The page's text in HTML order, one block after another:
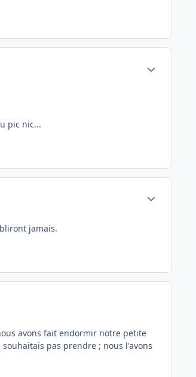
pic nic...
jamais.
avons fait endormir notre petite
pas prendre ; nous l'avons